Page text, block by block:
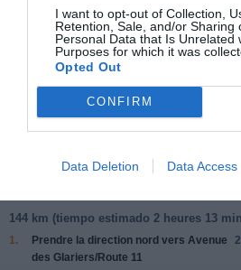
I want to opt-out of Collection,
Retention, Sale, and/or Sharing
Personal Data that Is Unrelated
Purposes for which it was
Opted Out
CONFIRM
Data Deletion Data Access
les Chozalets
à 26.26 km du point 11
Itinéraire
144 km (tiempo estimado 2 heures 13
1. Prendre la direction nord vers Avenue
des Glariers/Route 11